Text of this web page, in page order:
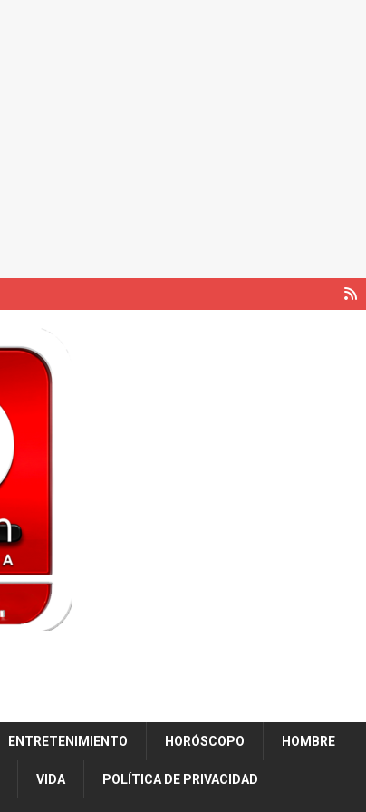
ENTRETENIMIENTO HORÓSCOPO HOMBRE
VIDA POLÍTICA DE PRIVACIDAD